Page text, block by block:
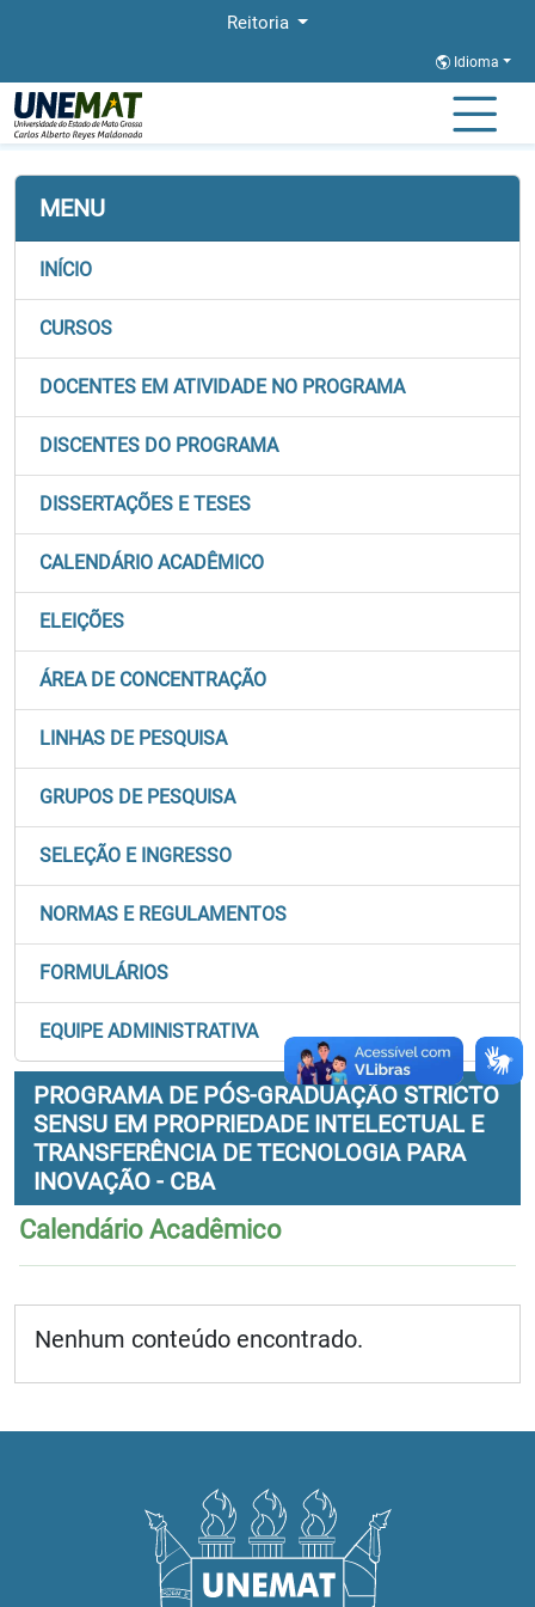
Reitoria
Idioma
Página Inicial Calendario Academico
MENU
INÍCIO
CURSOS
DOCENTES EM ATIVIDADE NO PROGRAMA
DISCENTES DO PROGRAMA
DISSERTAÇÕES E TESES
CALENDÁRIO ACADÊMICO
ELEIÇÕES
ÁREA DE CONCENTRAÇÃO
LINHAS DE PESQUISA
GRUPOS DE PESQUISA
SELEÇÃO E INGRESSO
NORMAS E REGULAMENTOS
FORMULÁRIOS
EQUIPE ADMINISTRATIVA
PROGRAMA DE PÓS-GRADUAÇÃO STRICTO
SENSU EM PROPRIEDADE INTELECTUAL E
TRANSFERÊNCIA DE TECNOLOGIA PARA
INOVAÇÃO - CBA
Calendário Acadêmico
Nenhum conteúdo encontrado.